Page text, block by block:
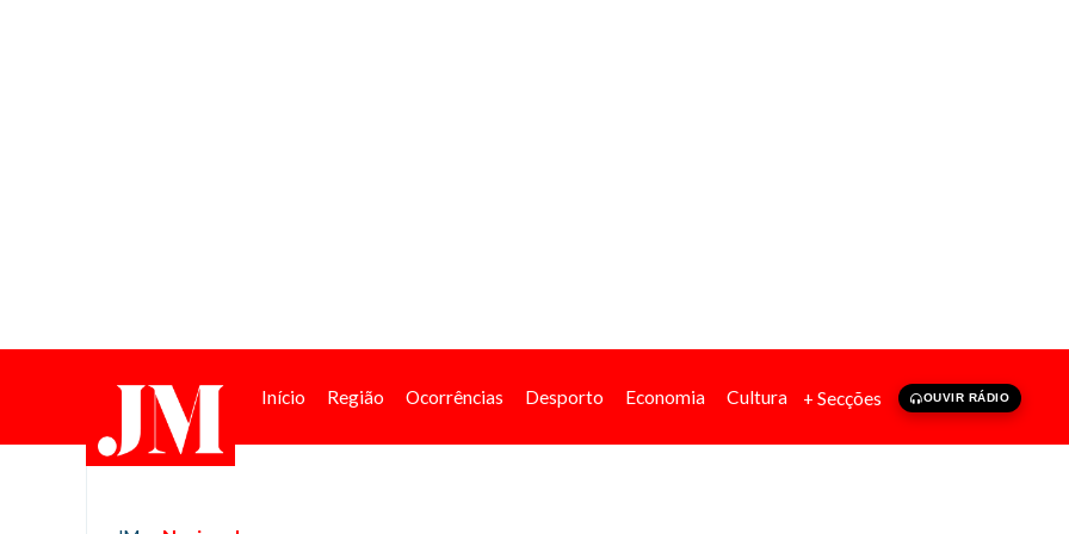
Início Região Ocorrências Desporto Economia Cultura + Secções OUVIR RÁDIO